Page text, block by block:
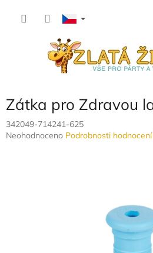
Zátka pro Zdravou
342049-714241-625
Průměrné
Neohodnoceno Podrobnosti hodnocení